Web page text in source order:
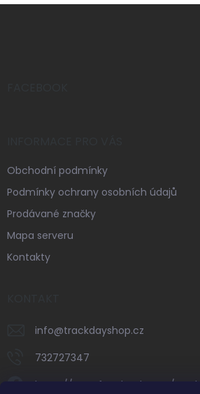
Z
Obchodní podmínky
Podmínky ochrany osobních údajů
Prodávané značky
Mapa serveru
Kontakty
info@trackdayshop.cz
732727347
https://www.facebook.com/